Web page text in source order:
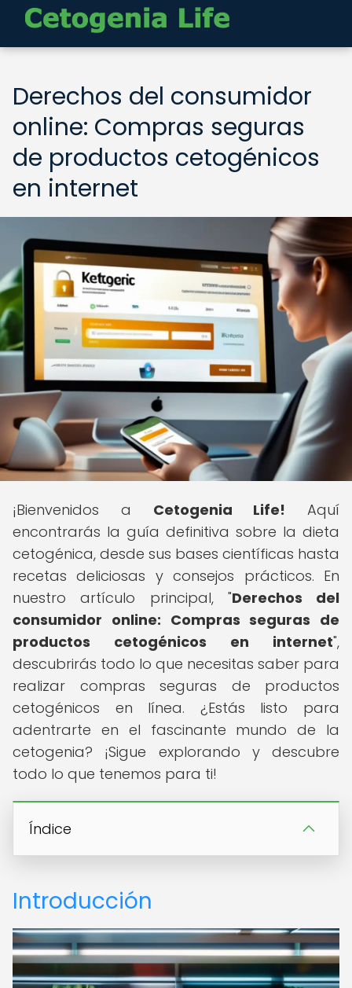
Derechos del consumidor
online: Compras seguras
de productos cetogénicos
en internet
¡Bienvenidos a Cetogenia Life! Aquí
encontrarás la guía definitiva sobre la dieta
cetogénica, desde sus bases científicas hasta
recetas deliciosas y consejos prácticos. En
nuestro artículo principal, "Derechos del
consumidor online: Compras seguras de
productos cetogénicos en internet",
descubrirás todo lo que necesitas saber para
realizar compras seguras de productos
cetogénicos en línea. ¿Estás listo para
adentrarte en el fascinante mundo de la
cetogenia? ¡Sigue explorando y descubre
todo lo que tenemos para ti!
Índice
Introducción